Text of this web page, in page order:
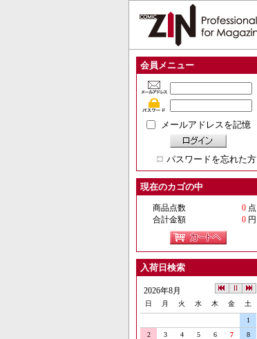
会員メニュー
メールアドレスを記憶
パスワードを忘れた方
現在のカゴの中
商品点数 0 点
合計金額
0 円
入荷日検索
2026年8月
日 月 火 水 木 金 土
1
2
3 4 5 6 7
8